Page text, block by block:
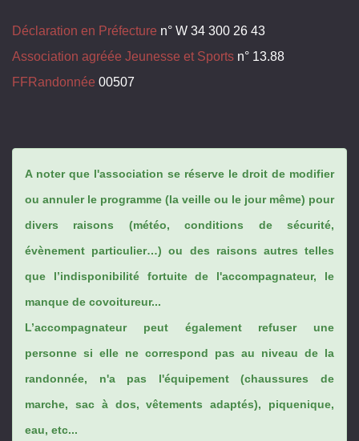
Déclaration en Préfecture n° W 34 300 26 43
Association agréée Jeunesse et Sports n° 13.88
FFRandonnée 00507
A noter que l'association se réserve le droit de modifier
ou annuler le programme (la veille ou le jour même) pour
divers raisons (météo, conditions de sécurité,
évènement particulier…) ou des raisons autres telles
que l’indisponibilité fortuite de l'accompagnateur, le
manque de covoitureur...
L’accompagnateur peut également refuser une
personne si elle ne correspond pas au niveau de la
randonnée, n'a pas l'équipement (chaussures de
marche, sac à dos, vêtements adaptés), piquenique,
eau, etc...